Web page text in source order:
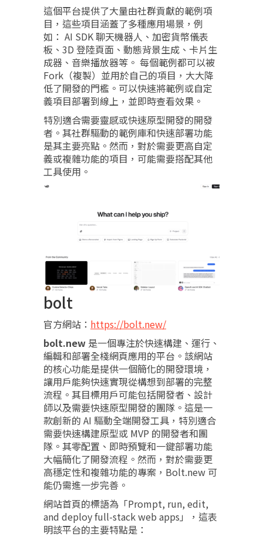
這個平台提供了大量由社群貢獻的範例項
目，這些項目涵蓋了多種應用場景，例
如： AI SDK 聊天機器人、加密貨幣儀表
板、3D 登陸頁面、動態背景生成、卡片生
成器、音樂播放器等。 每個範例都可以被
Fork（複製）並用於自己的項目，大大降
低了開發的門檻。可以快速將範例或自定
義項目部署到線上，並即時查看效果。
特別適合需要靈感或快速原型開發的開發
者。其社群驅動的範例庫和快速部署功能
是其主要亮點。然而，對於需要更高自定
義或複雜功能的項目，可能需要搭配其他
工具使用。
bolt
官方網站： https://bolt.new/
bolt.new 是一個專注於快速構建、運行、
編輯和部署全棧網頁應用的平台。該網站
的核心功能是提供一個簡化的開發環境，
讓用戶能夠快速實現從構想到部署的完整
流程。其目標用戶可能包括開發者、設計
師以及需要快速原型開發的團隊。這是一
款創新的 AI 驅動全端開發工具，特別適合
需要快速構建原型或 MVP 的開發者和團
隊。其零配置、即時預覽和一鍵部署功能
大幅簡化了開發流程。然而，對於需要更
高穩定性和複雜功能的專案，Bolt.new 可
能仍需進一步完善。
網站首頁的標語為「Prompt, run, edit,
and deploy full-stack web apps」，這表
明該平台的主要特點是：